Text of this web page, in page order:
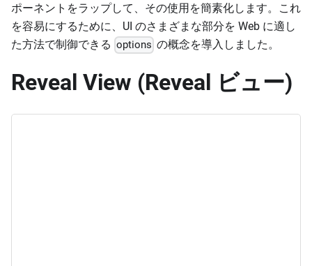
ポーネントをラップして、その使用を簡素化します。これ
を容易にするために、UI のさまざまな部分を Web に適し
た方法で制御できる options の概念を導入しました。
Reveal View (Reveal ビュー)